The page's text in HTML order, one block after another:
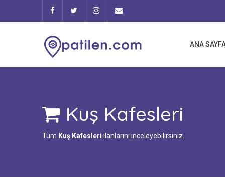
ANA
Kuş Kafesleri
Tüm Kuş Kafesleri ilanlarını inceleyebilirsiniz.